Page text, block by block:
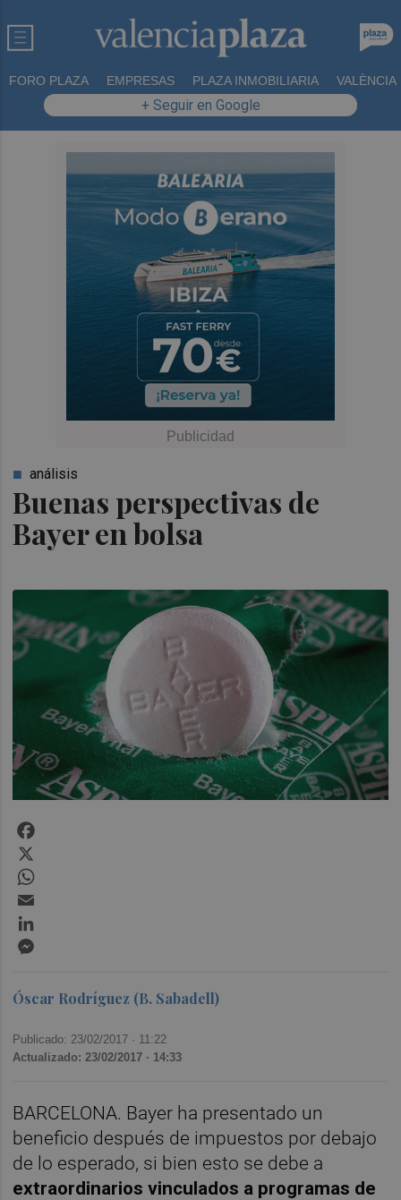
FORO PLAZA EMPRESAS PLAZA INMOBILIARIA VALÈNCIA
+ Seguir en Google
Buenas perspectivas de
Bayer en bolsa
análisis
Óscar Rodríguez (B. Sabadell)
Publicado: 23/02/2017 · 11:22
Actualizado: 23/02/2017 · 14:33
BARCELONA. Bayer ha presentado un
beneficio después de impuestos por debajo
de lo esperado, si bien esto se debe a
extraordinarios vinculados a programas de